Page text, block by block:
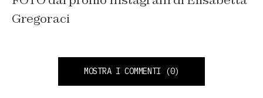
Gregoraci
MOSTRA I COMMENTI (0)